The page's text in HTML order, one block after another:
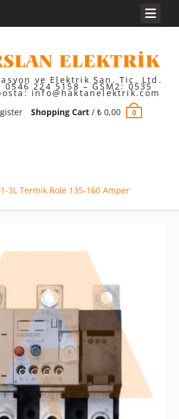
ve Elektrik San. Tic. Ltd.
0546 224 5158 – GSM2: 0535
info@haktanelektrik.com
Shopping Cart/ ₺0,00 0
3L Termik Role 135-160 Amper